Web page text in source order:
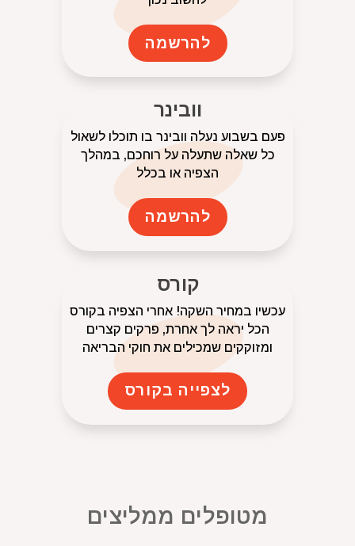
להרשמה
וובינר
פעם בשבוע נעלה וובינר בו תוכלו לשאול
כל שאלה שתעלה על רוחכם, במהלך
הצפיה או בכלל
להרשמה
קורס
עכשיו במחיר השקה! אחרי הצפיה בקורס
הכל יראה לך אחרת, פרקים קצרים
ומזוקקים שמכילים את חוקי הבריאה
לצפייה בקורס
מטופלים ממליצים